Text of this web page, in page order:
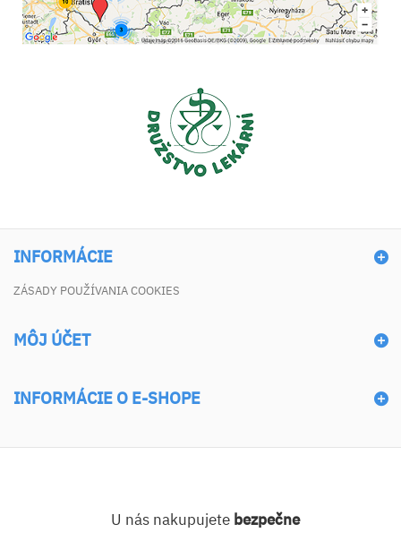
INFORMÁCIE
ZÁSADY POUŽÍVANIA COOKIES
MÔJ ÚČET
INFORMÁCIE O E-SHOPE
U nás nakupujete bezpečne